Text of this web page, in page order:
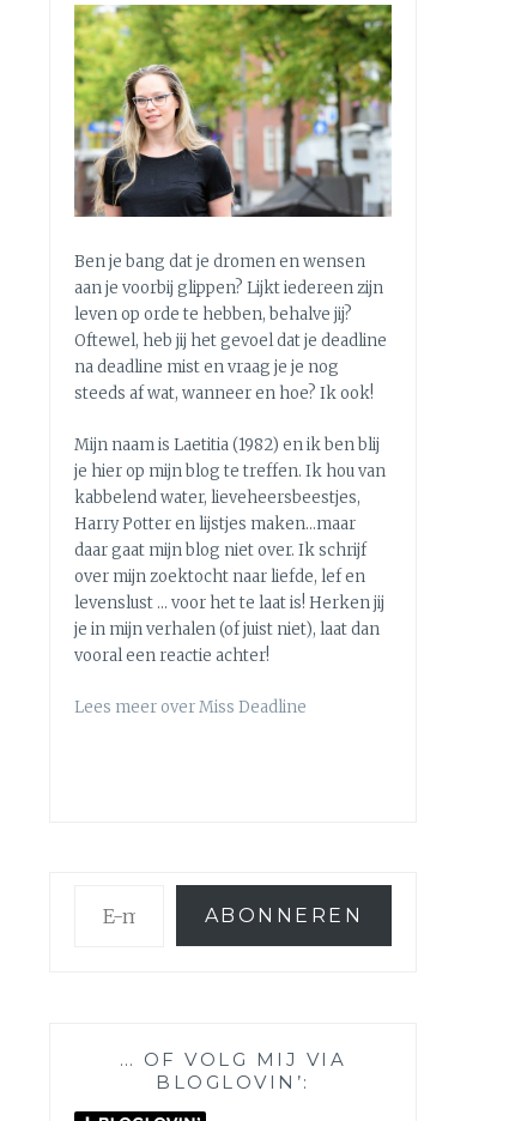
Ben je bang dat je dromen en wensen
aan je voorbij glippen? Lijkt iedereen zijn
leven op orde te hebben, behalve jij?
Oftewel, heb jij het gevoel dat je deadline
na deadline mist en vraag je je nog
steeds af wat, wanneer en hoe? Ik ook!
Mijn naam is Laetitia (1982) en ik ben blij
je hier op mijn blog te treffen. Ik hou van
kabbelend water, lieveheersbeestjes,
Harry Potter en lijstjes maken…maar
daar gaat mijn blog niet over. Ik schrijf
over mijn zoektocht naar liefde, lef en
levenslust … voor het te laat is! Herken jij
je in mijn verhalen (of juist niet), laat dan
vooral een reactie achter!
Lees meer over Miss Deadline
mailadres
ABONNEREN
… OF VOLG MIJ VIA
BLOGLOVIN’: